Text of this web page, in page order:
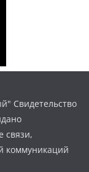
Свидетельство
связи,
коммуникаций